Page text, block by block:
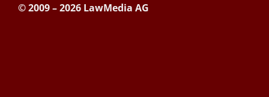
© 2009 – 2026 LawMedia AG